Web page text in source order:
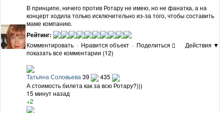
В принципе, ничего против Ротару не имею, но не фанатка, а на
концерт ходила только исключительно из-за того, чтобы составить
маме компанию.
Рейтинг:
Комментировать · Нравится объект · Поделиться
Действия ▼
показать все комментарии (12)
Татьяна Соловьева 39
435
А стоимость билета как за всю Ротару?)))
15 минут назад
+2